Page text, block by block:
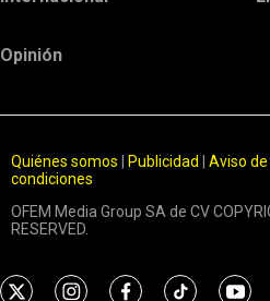
Opinión
Quiénes somos Publicidad Aviso
condiciones
OFEM Media Group SA de CV
RESERVED.